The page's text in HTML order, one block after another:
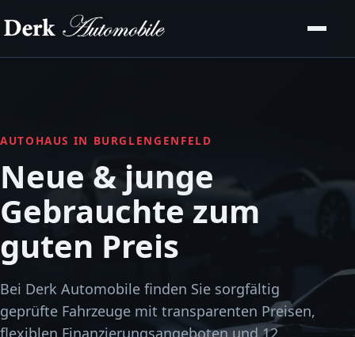
AUTOHAUS IN BURGLENGENFELD
Neue & junge
Gebrauchte zum
guten Preis
Bei Derk Automobile finden Sie sorgfältig
geprüfte Fahrzeuge mit transparenten Preisen,
flexiblen Finanzierungsangeboten und 12